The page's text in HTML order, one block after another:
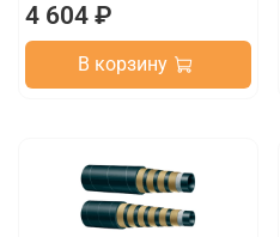
4 604 ₽
В корзину